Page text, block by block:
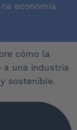
economía
cómo la
a una industria
sostenible.